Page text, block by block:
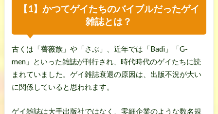
【1】かつてゲイたちのバイブルだったゲイ
雑誌とは？
古くは「薔薇族」や「さぶ」、近年では「Badi」「G-
men」といった雑誌が刊行され、時代時代のゲイたちに読
まれていました。ゲイ雑誌衰退の原因は、出版不況が大い
に関係していると思われます。
ゲイ雑誌は大手出版社ではなく、零細企業のような数名規